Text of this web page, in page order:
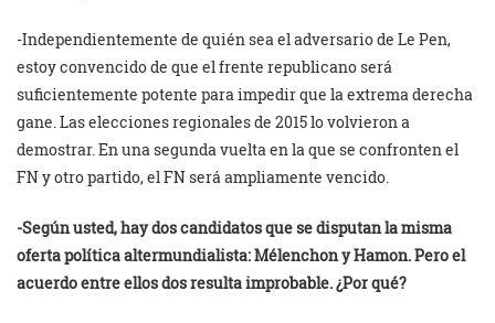
-Independientemente de quién sea el adversario de Le Pen,
estoy convencido de que el frente republicano será
suficientemente potente para impedir que la extrema derecha
gane. Las elecciones regionales de 2015 lo volvieron a
demostrar. En una segunda vuelta en la que se confronten el
FN y otro partido, el FN será ampliamente vencido.
-Según usted, hay dos candidatos que se disputan la misma
oferta política altermundialista: Mélenchon y Hamon. Pero el
acuerdo entre ellos dos resulta improbable. ¿Por qué?